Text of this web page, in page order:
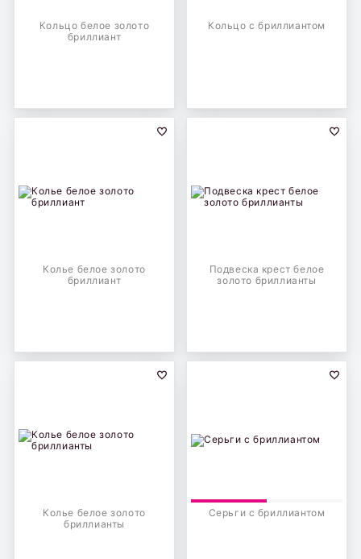
Кольцо белое золото
бриллиант
Кольцо с бриллиантом
Колье белое золото
бриллиант
Подвеска крест белое
золото бриллианты
Колье белое золото
бриллианты
Серьги с бриллиантом